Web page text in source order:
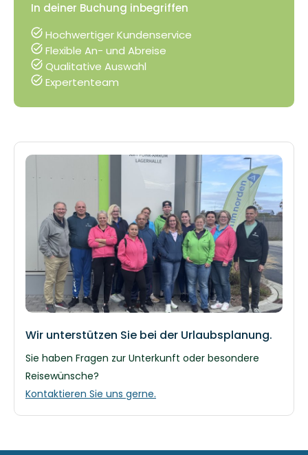
In deiner Buchung inbegriffen
Hochwertiger Kundenservice
Flexible An- und Abreise
Qualitative Auswahl
Expertenteam
Wir unterstützen Sie bei der Urlaubsplanung.
Sie haben Fragen zur Unterkunft oder besondere
Reisewünsche?
Kontaktieren Sie uns gerne.